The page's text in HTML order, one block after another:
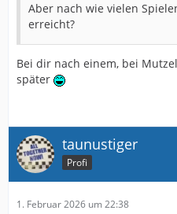
Aber nach wie vielen
erreicht?
Bei dir nach einem, bei
später
taunustiger
Profi
1. Februar 2026 um 22:38